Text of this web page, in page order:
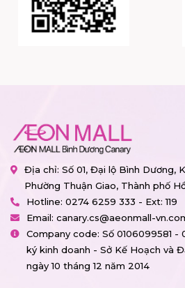
Địa chỉ: Số 01, Đại lộ Bình Dương,
Phường Thuận Giao, Thành phố
Hotline: 0274 6259 333 - Ext: 119
Email: canary.cs@aeonmall-
Company code: Số 0106099581
ký kinh doanh - Sở Kế Hoạch và
ngày 10 tháng 12 năm 2014